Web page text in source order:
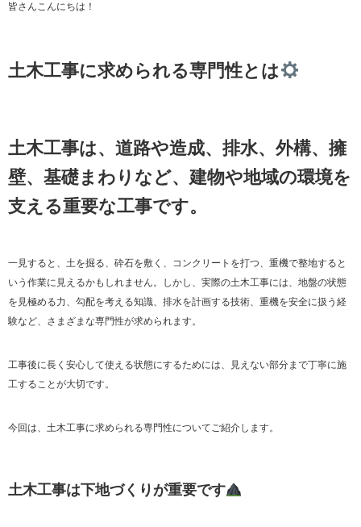
皆さんこんにちは！
土木工事に求められる専門性とは
土木工事は、道路や造成、排水、外構、擁
壁、基礎まわりなど、建物や地域の環境を
支える重要な工事です。
一見すると、土を掘る、砕石を敷く、コンクリートを打つ、重機で整地すると
いう作業に見えるかもしれません。しかし、実際の土木工事には、地盤の状態
を見極める力、勾配を考える知識、排水を計画する技術、重機を安全に扱う経
験など、さまざまな専門性が求められます。
工事後に長く安心して使える状態にするためには、見えない部分まで丁寧に施
工することが大切です。
今回は、土木工事に求められる専門性についてご紹介します。
土木工事は下地づくりが重要です